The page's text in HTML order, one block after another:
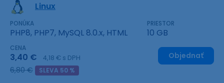
Linux
PONÚKA
PHP8, PHP7, MySQL 8.0.x, HTML
PRIESTOR
10 GB
CENA
3,40 € 4,18 € s DPH
6,80 € SLEVA 50 %
Objednať